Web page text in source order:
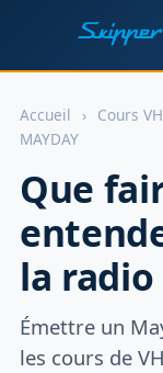
Accueil › Cours
MAYDAY
Que
la radio
Émettre un
les cours de